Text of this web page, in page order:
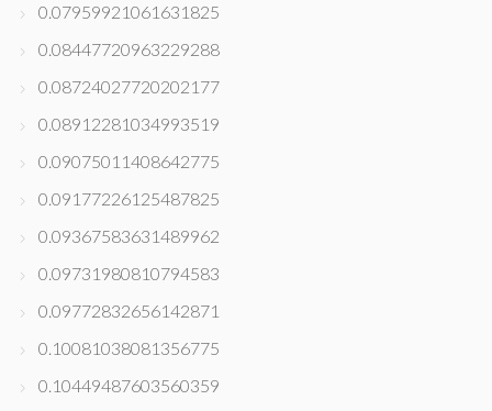
0.07959921061631825
0.08447720963229288
0.08724027720202177
0.08912281034993519
0.09075011408642775
0.09177226125487825
0.09367583631489962
0.09731980810794583
0.09772832656142871
0.10081038081356775
0.10449487603560359